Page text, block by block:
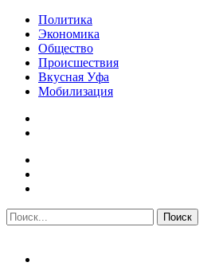
Политика
Экономика
Общество
Происшествия
Вкусная Уфа
Мобилизация